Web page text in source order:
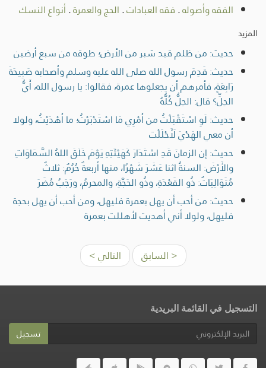
الفقه وأصوله. فقه العبادات. الحج والعمرة. أنواع النسك
المزيد
حديث: من ظلم قيد شبر من الأرض؛ طوقه من سبع أرضين
حديث: قَدِمَ رسول الله صلى الله عليه وسلم وأصحابه صَبِيحَةَ
رَابِعَةٍ، فأمرهم أن يجعلوها عمرة، فقالوا: يا رسول الله، أَيُّ
الحِلِّ؟ قال: الحِلُّ كُلُّهُ
حديث: لَوِ اسْتَقْبَلْتُ من أَمْرِي مَا اسْتَدْبَرْتُ؛ ما أَهْدَيْتُ، ولولا
أن معي الهَدْيَ لَأَحْلَلْت
حديث: إن الزمانَ قَدِ اسْتَدَارَ كَهَيْئَتِهِ يَوْمَ خَلَقَ اللهُ السَّمَاوَاتِ
والأَرْضَ: السنةُ اثنا عَشَرَ شَهْرًا، منها أربعةٌ حُرُمٌ: ثلاثٌ
مُتَوَالِيَاتٌ: ذُو القَعْدَةِ، وذُو الحَجَّةِ، والمحرمُ، ورَجَبُ مُضَرَ
حديث: من أحب أن يهل بعمرة فليهل، ومن أحب أن يهل بحجة
فليهل، ولولا أني أهديت لأهللت بعمرة
< السابق التالي >
التسجيل في القائمة البريدية
تسجيل